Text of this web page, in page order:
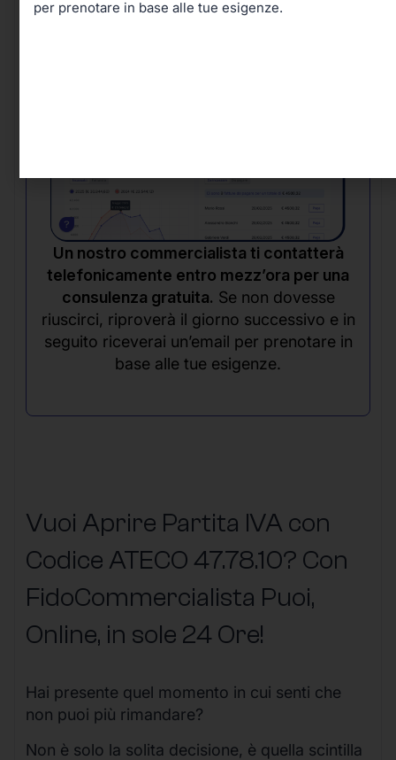
gratuita!
Un nostro commercialista ti contatterà
telefonicamente entro mezz’ora per una
consulenza gratuita. Se non dovesse
riuscirci, riproverà il giorno successivo e in
seguito riceverai un’email per prenotare in
base alle tue esigenze.
Vuoi Aprire Partita IVA con
Codice ATECO 47.78.10? Con
FidoCommercialista Puoi,
Online, in sole 24 Ore!
Hai presente quel momento in cui senti che
non puoi più rimandare?
Non è solo la solita decisione, è quella scintilla
per prenotare in base alle tue esigenze.